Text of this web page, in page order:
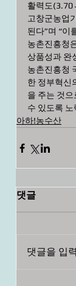
활력도
고창군농업
된다”며 “이
농촌진흥청
상품성과 완
농촌진흥청
한 정부혁신
을 주는 것
수 있도록
아하!농수산
댓글
댓글을 입